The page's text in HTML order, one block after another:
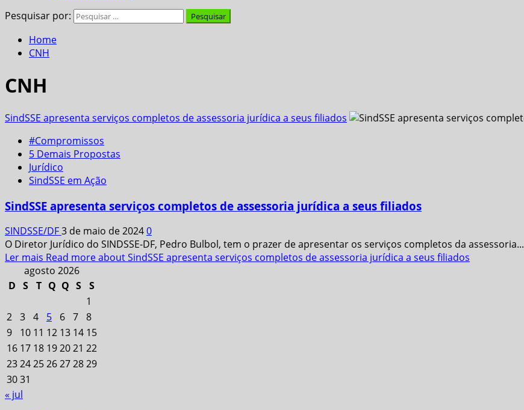
Pesquisar por:
Home
CNH
CNH
SindSSE apresenta serviços completos de assessoria jurídica a seus filiados
#Compromissos
5 Demais Propostas
Jurídico
SindSSE em Ação
SindSSE apresenta serviços completos de assessoria jurídica a seus filiados
SINDSSE/DF3 de maio de 20240
O Diretor Jurídico do SINDSSE-DF, Pedro Bulbol, tem o prazer de apresentar os serviços completos da assessoria...
Ler mais Read more about SindSSE apresenta serviços completos de assessoria jurídica a seus filiados
agosto 2026
D S T Q Q S
S
1
2 3 4 5 6 7 8
9
10 11 12 13 14 15
16 17 18 192021 22
23242526272829
3031
« jul